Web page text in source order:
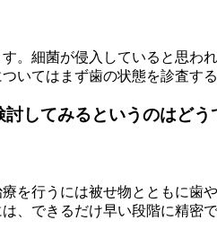
細菌が侵入していると思わ
てはまず歯の状態を診査す
してみるというのはどう
行うには被せ物とともに歯
、できるだけ早い段階に精密